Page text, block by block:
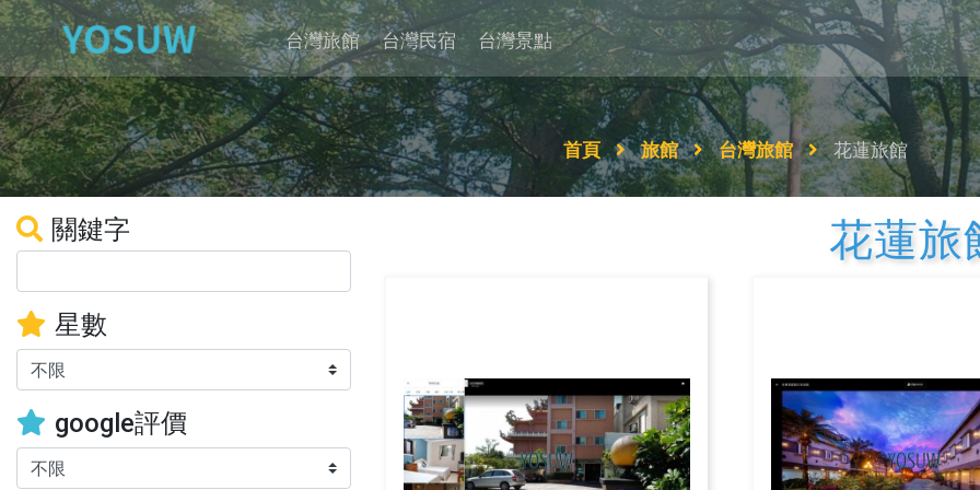
台灣旅館 台灣民宿 台灣景點
首頁 旅館 台灣旅館 花蓮旅館
關鍵字
星數
google評價
花蓮旅